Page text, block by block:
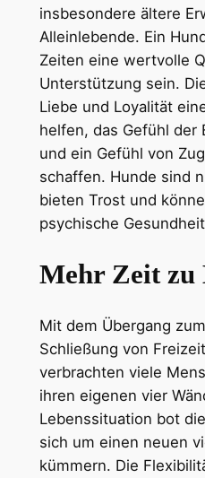
insbesondere ältere
Alleinlebende. Ein
Zeiten eine wertvolle
Unterstützung sein.
Liebe und Loyalität
helfen, das Gefühl der
und ein Gefühl von
schaffen. Hunde sind
bieten Trost und
psychische
Mehr Zeit zu
Mit dem Übergang
Schließung von
verbrachten viele
ihren eigenen vier
Lebenssituation bot
sich um einen neuen
kümmern. Die